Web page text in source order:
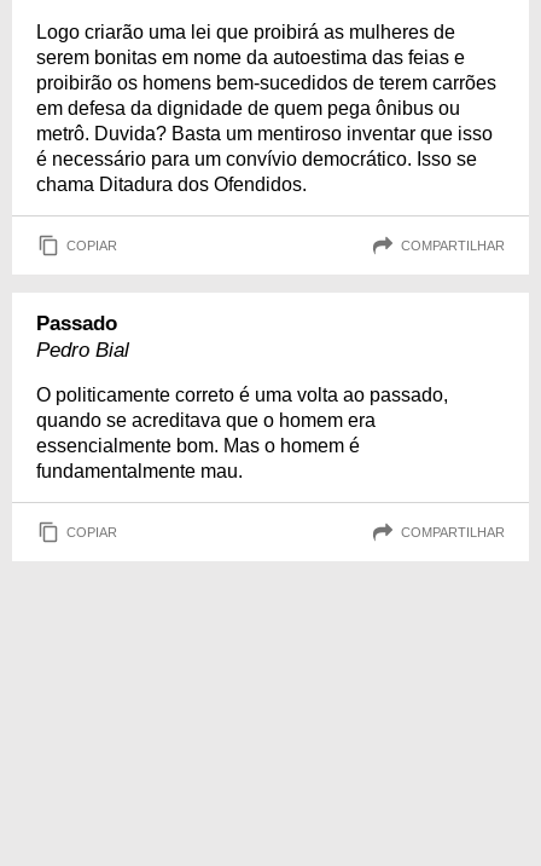
Logo criarão uma lei que proibirá as mulheres de
serem bonitas em nome da autoestima das feias e
proibirão os homens bem-sucedidos de terem carrões
em defesa da dignidade de quem pega ônibus ou
metrô. Duvida? Basta um mentiroso inventar que isso
é necessário para um convívio democrático. Isso se
chama Ditadura dos Ofendidos.
COPIAR COMPARTILHAR
Passado
Pedro Bial
O politicamente correto é uma volta ao passado,
quando se acreditava que o homem era
essencialmente bom. Mas o homem é
fundamentalmente mau.
COPIAR COMPARTILHAR